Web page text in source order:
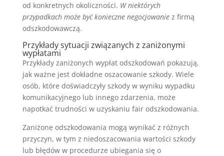
od konkretnych okoliczności. W niektórych
przypadkach może być konieczne negocjowaniez firmą
odszkodowawczą.
Przykłady sytuacji związanych z zaniżonymi
wypłatami
Przykłady zaniżonych wypłat odszkodowań pokazują,
jak ważne jest dokładne oszacowanie szkody. Wiele
osób, które doświadczyły szkody w wyniku wypadku
komunikacyjnego lub innego zdarzenia, może
napotkać trudności w uzyskaniu fair odszkodowania.
Zaniżone odszkodowania mogą wynikać z różnych
przyczyn, w tym z niedoszacowania wartości szkody
lub błędów w procedurze ubiegania się o